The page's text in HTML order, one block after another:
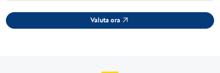
Valuta ora